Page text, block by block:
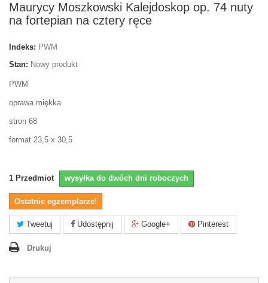
Maurycy Moszkowski Kalejdoskop op. 74 nuty
na fortepian na cztery ręce
Indeks: PWM
Stan: Nowy produkt
PWM
oprawa miękka
stron 68
format 23,5 x 30,5
1 Przedmiot wysyłka do dwóch dni roboczych
Ostatnie egzemplarze!
Tweetuj Udostępnij Google+ Pinterest
Drukuj